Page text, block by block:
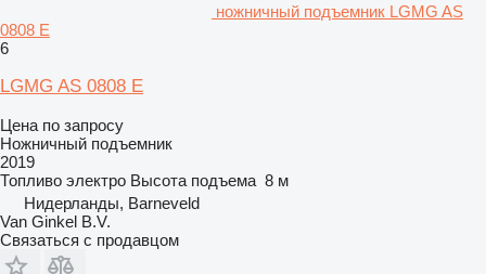
ножничный подъемник LGMG AS
0808 E
6
LGMG AS 0808 E
Цена по запросу
Ножничный подъемник
2019
Топливо электро Высота подъема 8 м
Нидерланды, Barneveld
Van Ginkel B.V.
Связаться с продавцом